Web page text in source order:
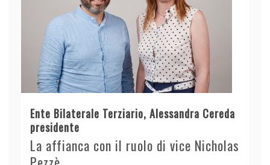
Ente Bilaterale Terziario, Alessandra Cereda
presidente
La affianca con il ruolo di vice Nicholas